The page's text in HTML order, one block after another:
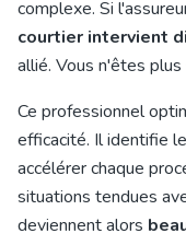
complexe. Si
courtier intervient
allié. Vous n'êtes
Ce professionnel
efficacité. Il identifie
accélérer chaque
situations tendues
deviennent alors